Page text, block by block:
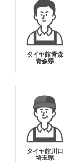
タイヤ館青森
青森県
タイヤ館川口
埼玉県